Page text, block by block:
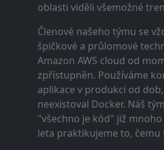
oblasti viděli všemožné
Členové našeho týmu se
špičkové a průlomové
Amazon AWS cloud od
zpřístupněn. Používáme
aplikace v produkci od
neexistoval Docker. Náš
"všechno je kód" již
leta praktikujeme to, čemu